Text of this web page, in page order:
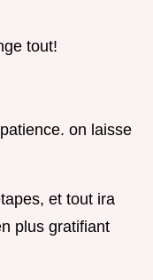
tout!
on laisse
et tout ira
plus gratifiant